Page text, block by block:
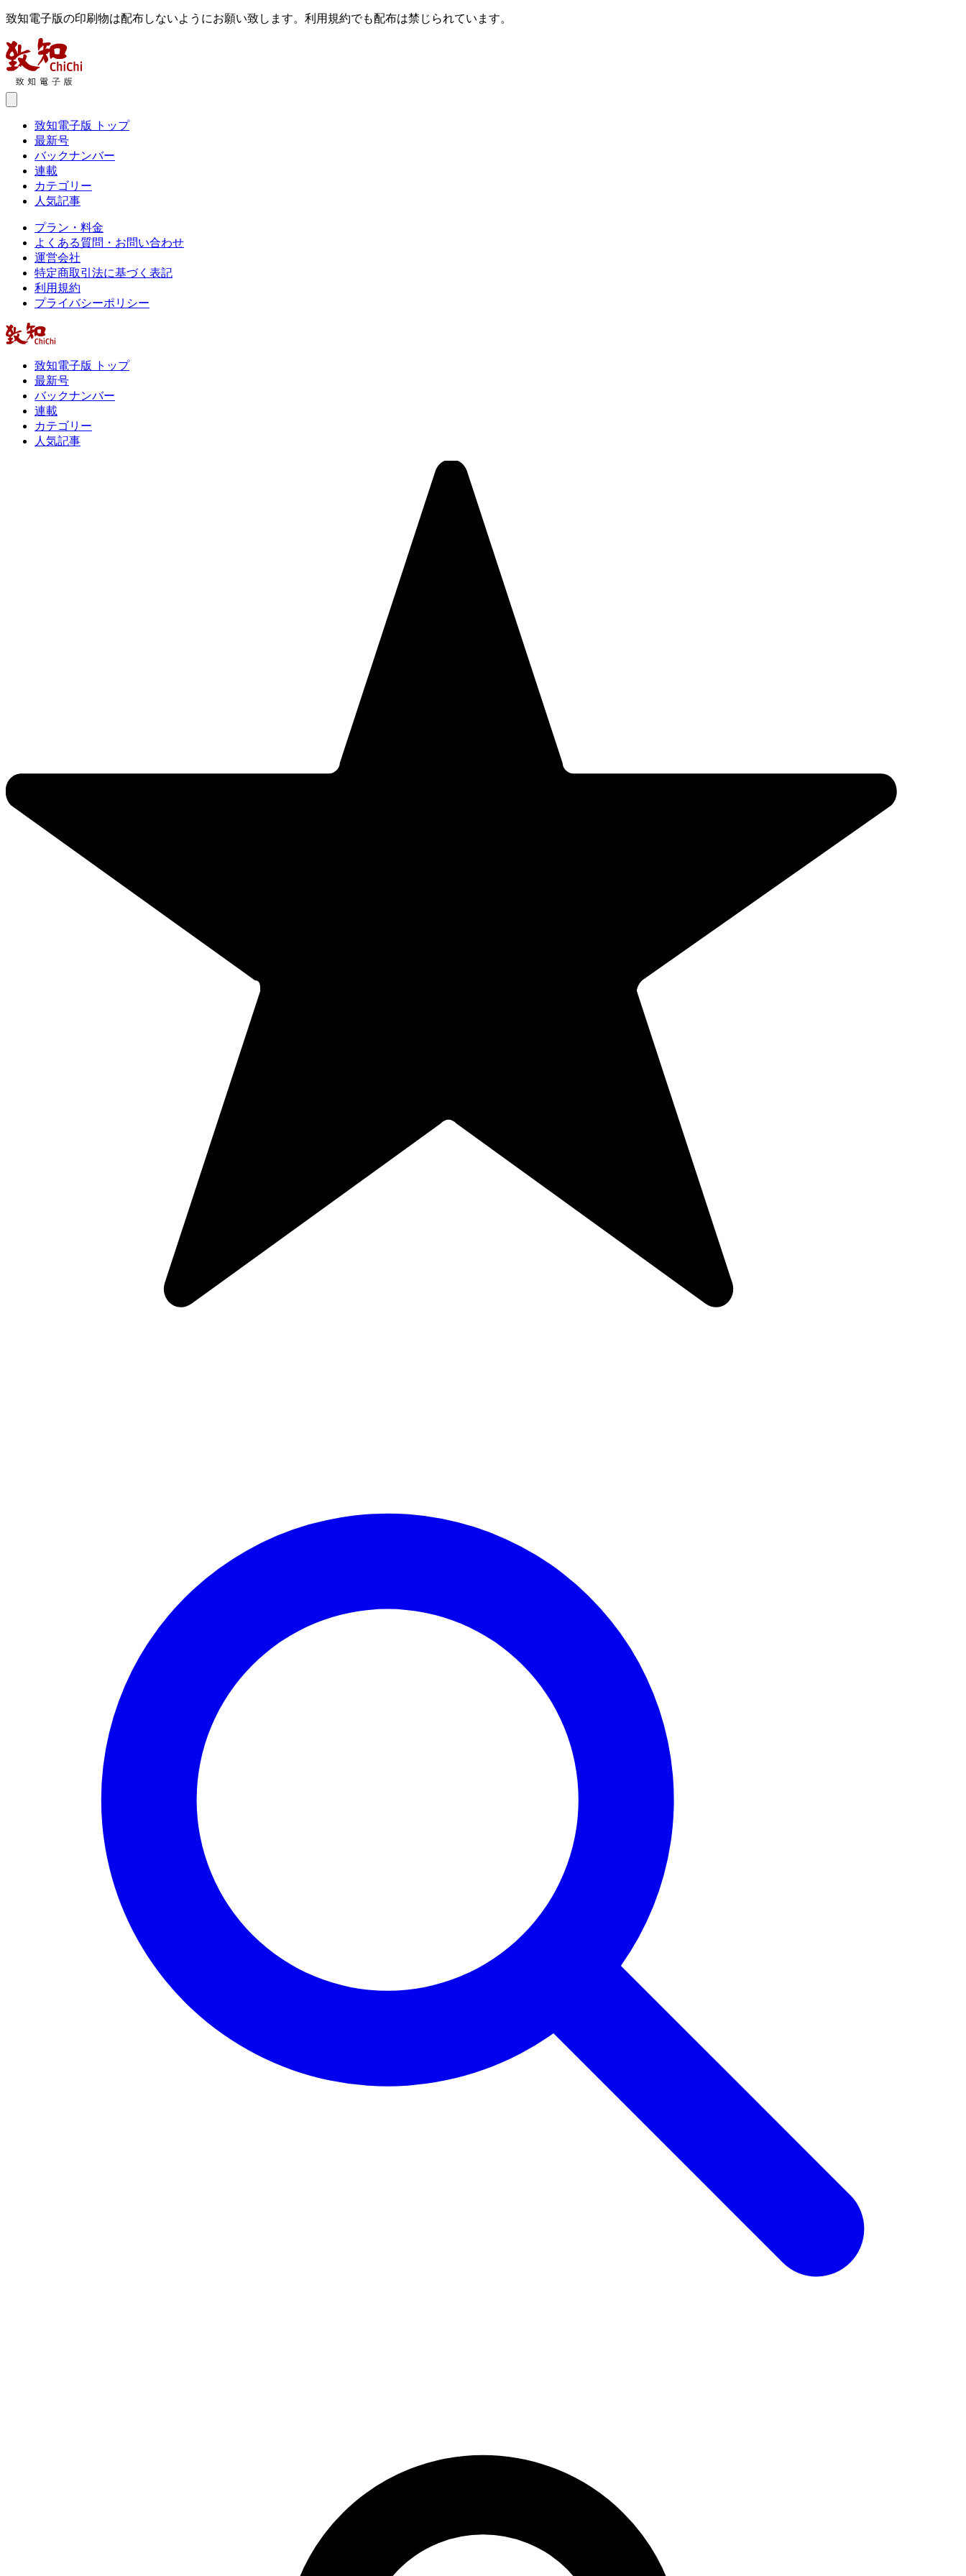
致知電子版の印刷物は配布しないようにお願い致します。利用規約でも配布は禁じられています。
致知電子版 トップ
最新号
バックナンバー
連載
カテゴリー
人気記事
プラン・料金
よくある質問・お問い合わせ
運営会社
特定商取引法に基づく表記
利用規約
プライバシーポリシー
致知電子版 トップ
最新号
バックナンバー
連載
カテゴリー
人気記事